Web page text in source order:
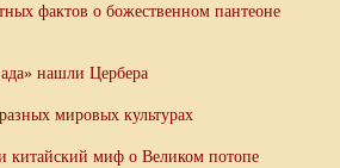
фактов о божественном пантеоне
нашли Цербера
мировых культурах
китайский миф о Великом потопе